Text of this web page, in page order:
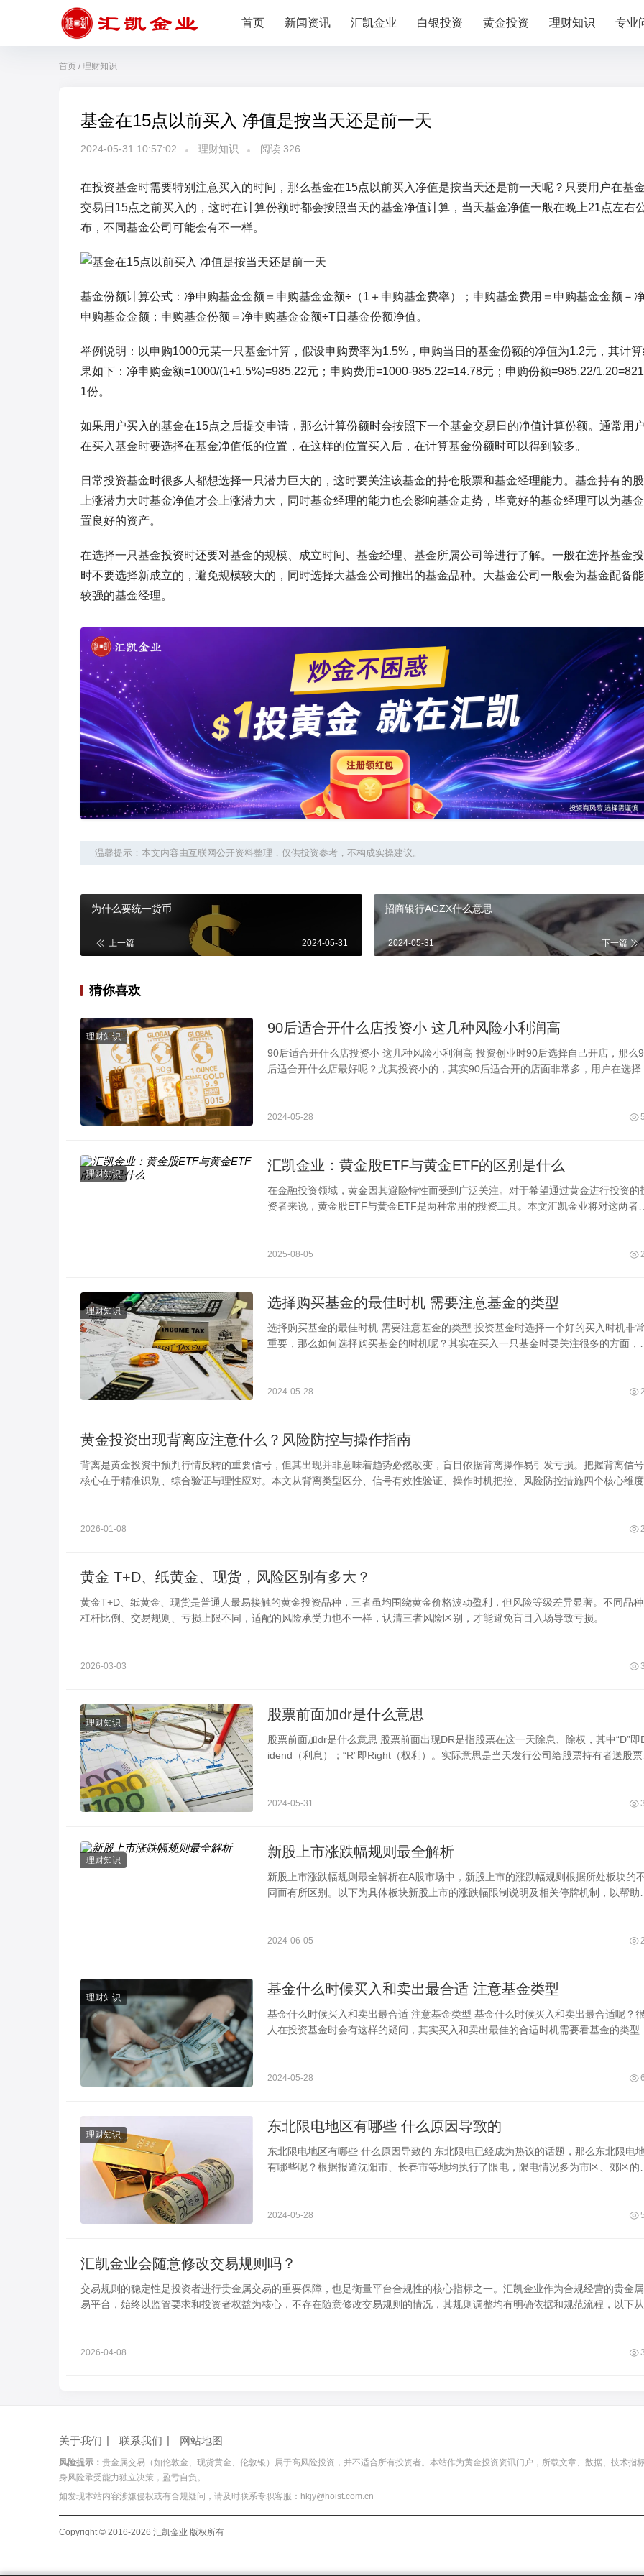
首页 新闻资讯 汇凯金业 白银投资 黄金投资 理财知识 专业
首页 / 理财知识
基金在15点以前买入 净值是按当天还是前一天
2024-05-31 10:57:02 理财知识 阅读 326
在投资基金时需要特别注意买入的时间，那么基金在15点以前买入净值是按当天还是前一天呢？只要用户在基金
交易日15点之前买入的，这时在计算份额时都会按照当天的基金净值计算，当天基金净值一般在晚上21点左右
布，不同基金公司可能会有不一样。
基金份额计算公式：净申购基金金额＝申购基金金额÷（1＋申购基金费率）；申购基金费用＝申购基金金额－
申购基金金额；申购基金份额＝净申购基金金额÷T日基金份额净值。
举例说明：以申购1000元某一只基金计算，假设申购费率为1.5%，申购当日的基金份额的净值为1.2元，其计
果如下：净申购金额=1000/(1+1.5%)=985.22元；申购费用=1000-985.22=14.78元；申购份额=985.22/
1份。
如果用户买入的基金在15点之后提交申请，那么计算份额时会按照下一个基金交易日的净值计算份额。通常用户
在买入基金时要选择在基金净值低的位置，在这样的位置买入后，在计算基金份额时可以得到较多。
日常投资基金时很多人都想选择一只潜力巨大的，这时要关注该基金的持仓股票和基金经理能力。基金持有的
上涨潜力大时基金净值才会上涨潜力大，同时基金经理的能力也会影响基金走势，毕竟好的基金经理可以为基
置良好的资产。
在选择一只基金投资时还要对基金的规模、成立时间、基金经理、基金所属公司等进行了解。一般在选择基金
时不要选择新成立的，避免规模较大的，同时选择大基金公司推出的基金品种。大基金公司一般会为基金配备
较强的基金经理。
温馨提示：本文内容由互联网公开资料整理，仅供投资参考，不构成实操建议。
为什么要统一货币
上一篇 2024-05-31
招商银行AGZX什么意思
2024-05-31 下一篇
猜你喜欢
理财知识
90后适合开什么店投资小 这几种风险小利润高
90后适合开什么店投资小 这几种风险小利润高 投资创业时90后选择自己开店，那么90
后适合开什么店最好呢？尤其投资小的，其实90后适合开的店面非常多，用户在选择
2024-05-28
理财知识
汇凯金业：黄金股ETF与黄金ETF的区别是什么
在金融投资领域，黄金因其避险特性而受到广泛关注。对于希望通过黄金进行投资的
资者来说，黄金股ETF与黄金ETF是两种常用的投资工具。本文汇凯金业将对这两者进
2025-08-05
理财知识
选择购买基金的最佳时机 需要注意基金的类型
选择购买基金的最佳时机 需要注意基金的类型 投资基金时选择一个好的买入时机非常的
重要，那么如何选择购买基金的时机呢？其实在买入一只基金时要关注很多的方面，不
2024-05-28
黄金投资出现背离应注意什么？风险防控与操作指南
背离是黄金投资中预判行情反转的重要信号，但其出现并非意味着趋势必然改变，盲目依据背离操作易引发亏损。把握背离信
核心在于精准识别、综合验证与理性应对。本文从背离类型区分、信号有效性验证、操作时机把控、风险防控措施四个核心维度
2026-01-08
黄金 T+D、纸黄金、现货，风险区别有多大？
黄金T+D、纸黄金、现货是普通人最易接触的黄金投资品种，三者虽均围绕黄金价格波动盈利，但风险等级差异显著。不同品
杠杆比例、交易规则、亏损上限不同，适配的风险承受力也不一样，认清三者风险区别，才能避免盲目入场导致亏损。
2026-03-03
理财知识
股票前面加dr是什么意思
股票前面加dr是什么意思 股票前面出现DR是指股票在这一天除息、除权，其中“D”即
idend（利息）；“R”即Right（权利）。实际意思是当天发行公司给股票持有者送股票
2024-05-31
理财知识
新股上市涨跌幅规则最全解析
新股上市涨跌幅规则最全解析在A股市场中，新股上市的涨跌幅规则根据所处板块的
同而有所区别。以下为具体板块新股上市的涨跌幅限制说明及相关停牌机制，以帮助投
2024-06-05
理财知识
基金什么时候买入和卖出最合适 注意基金类型
基金什么时候买入和卖出最合适 注意基金类型 基金什么时候买入和卖出最合适呢？很多
人在投资基金时会有这样的疑问，其实买入和卖出最佳的合适时机需要看基金的类型，
2024-05-28
理财知识
东北限电地区有哪些 什么原因导致的
东北限电地区有哪些 什么原因导致的 东北限电已经成为热议的话题，那么东北限电地区
有哪些呢？根据报道沈阳市、长春市等地均执行了限电，限电情况多为市区、郊区的居
2024-05-28
汇凯金业会随意修改交易规则吗？
交易规则的稳定性是投资者进行贵金属交易的重要保障，也是衡量平台合规性的核心指标之一。汇凯金业作为合规经营的贵金
易平台，始终以监管要求和投资者权益为核心，不存在随意修改交易规则的情况，其规则调整均有明确依据和规范流程，以下从
2026-04-08
关于我们 联系我们 网站地图
风险提示： 贵金属交易（如伦敦金、现货黄金、伦敦银）属于高风险投资，并不适合所有投资者。本站作为黄金投资资讯门户，所载文章、数据、技术指
身风险承受能力独立决策，盈亏自负。
如发现本站内容涉嫌侵权或有合规疑问，请及时联系专职客服：hkjy@hoist.com.cn
Copyright © 2016-2026 汇凯金业 版权所有